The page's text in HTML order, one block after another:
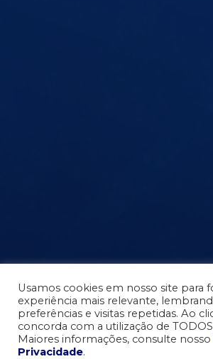
Usamos cookies em nosso site para
experiência mais relevante,
preferências e visitas repetidas. Ao
concorda com a utilização de
Maiores informações, consulte nosso
Privacidade.